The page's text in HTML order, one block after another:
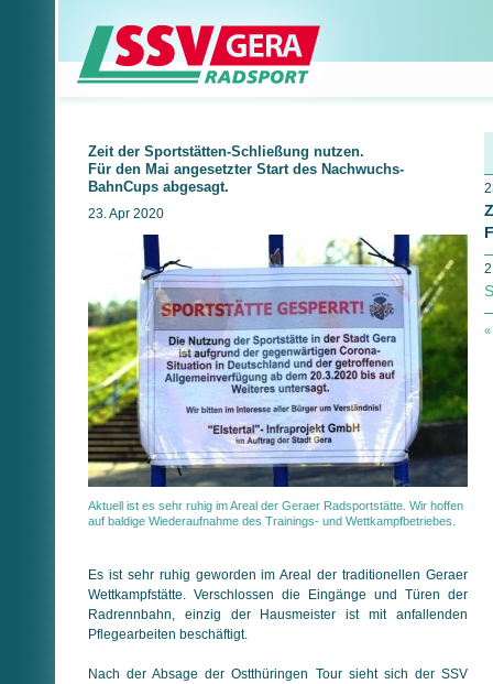
Zeit der Sportstätten-Schließung nutzen.
Für den Mai angesetzter Start des Nachwuchs-
BahnCups abgesagt.
23. Apr 2020
Aktuell ist es sehr ruhig im Areal der Geraer Radsportstätte. Wir hoffen
auf baldige Wiederaufnahme des Trainings- und Wettkampfbetriebes.
Es ist sehr ruhig geworden im Areal der traditionellen Geraer
Wett­kampf­stätte. Verschlossen die Eingänge und Türen der
Rad­renn­bahn, einzig der Hausmeister ist mit anfallenden
Pflege­ar­bei­ten beschäftigt.
Nach der Absage der Ostthüringen Tour sieht sich der SSV
«